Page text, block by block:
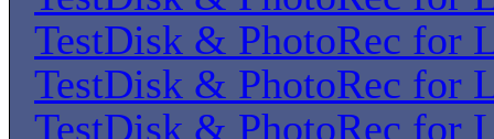
TestDisk & PhotoRec for
TestDisk & PhotoRec for
TestDisk & PhotoRec for